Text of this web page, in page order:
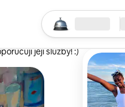
Začni vyhledávat
Lokalita
Její opravdová vášeň pro
její služby! :)